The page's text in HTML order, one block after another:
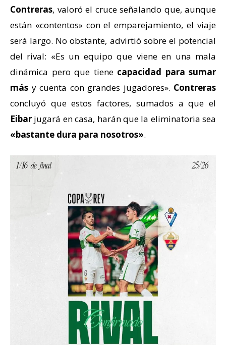
Contreras, valoró el cruce señalando que, aunque
están «contentos» con el emparejamiento, el viaje
será largo. No obstante, advirtió sobre el potencial
del rival: «Es un equipo que viene en una mala
dinámica pero que tiene capacidad para sumar
más y cuenta con grandes jugadores». Contreras
concluyó que estos factores, sumados a que el
Eibar jugará en casa, harán que la eliminatoria sea
«bastante dura para nosotros».